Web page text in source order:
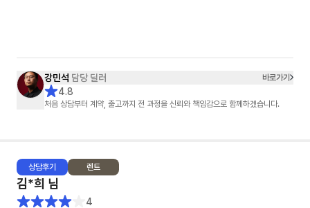
강민석 담당 딜러 바로가기
4.8
처음 상담부터 계약, 출고까지 전 과정을 신뢰와 책임감으로 함께하겠습니다.
상담후기 렌트
김*희 님
4